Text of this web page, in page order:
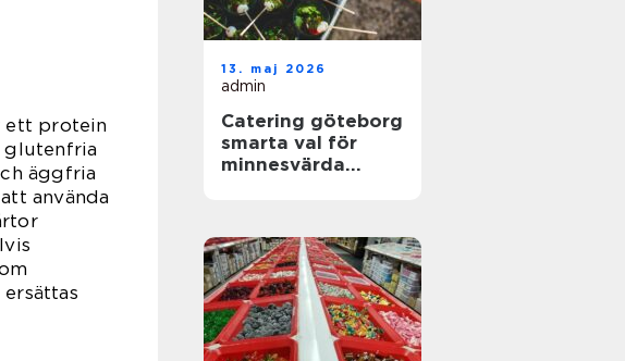
ett protein
glutenfria
äggfria
använda
13. maj 2026
admin
Catering göteborg
smarta val för
minnesvärda